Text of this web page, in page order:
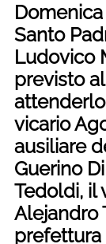
Domenica
Santo
Ludovico
previsto
vicario
ausiliare
Guerino
Tedoldi, il
Alejandro
prefettura